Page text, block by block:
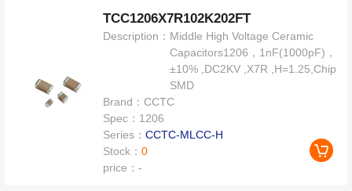
TCC1206X7R102K202FT
Description： Middle High Voltage Ceramic
Capacitors1206，1nF(1000pF)，
±10% ,DC2KV ,X7R ,H=1.25,Chip
SMD
Brand：CCTC
Spec： 1206
Series：CCTC-MLCC-H
Stock：0
price：-